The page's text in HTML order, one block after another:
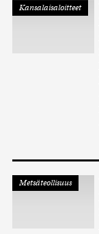
Kansalaisaloitteet
Metsäteollisuus